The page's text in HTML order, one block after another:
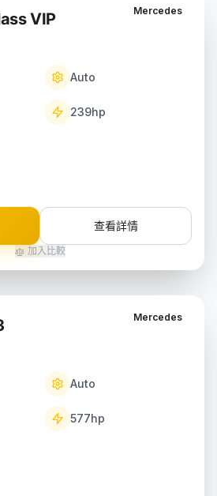
Mercedes
VIP
Auto
239hp
查看詳情
加入比較
Mercedes
Auto
577hp